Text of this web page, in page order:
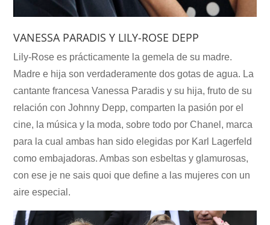
VANESSA PARADIS Y LILY-ROSE DEPP
Lily-Rose es prácticamente la gemela de su madre.
Madre e hija son verdaderamente dos gotas de agua. La
cantante francesa Vanessa Paradis y su hija, fruto de su
relación con Johnny Depp, comparten la pasión por el
cine, la música y la moda, sobre todo por Chanel, marca
para la cual ambas han sido elegidas por Karl Lagerfeld
como embajadoras. Ambas son esbeltas y glamurosas,
con ese je ne sais quoi que define a las mujeres con un
aire especial.